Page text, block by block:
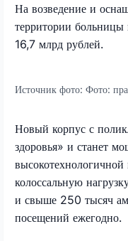
На возведение и
территории
16,7 млрд рублей.
Источник фото: Фото:
Новый корпус с
здоровья» и станет
колоссальную
и свыше 250 тысяч
посещений ежегодно.